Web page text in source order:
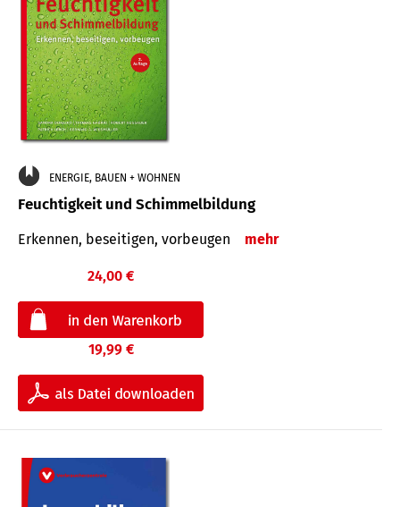
ENERGIE, BAUEN + WOHNEN
Feuchtigkeit und Schimmelbildung
Erkennen, beseitigen, vorbeugen mehr
24,00 €
19,99 €